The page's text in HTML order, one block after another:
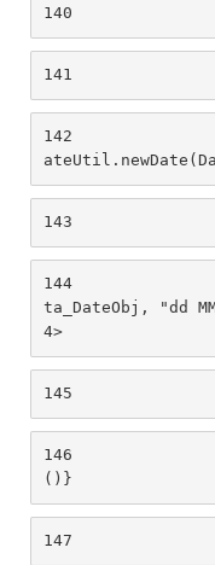
140
141
142
143
144
ta_DateObj, "dd
4>
145
146
()}
147